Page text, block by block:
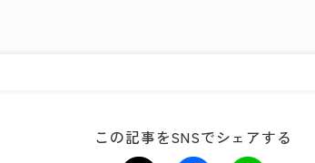
この記事をSNSでシェアする